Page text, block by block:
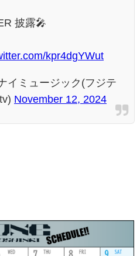
披露🎤
kpr4dgYWut
イミュージック(フジテ
November 12, 2024